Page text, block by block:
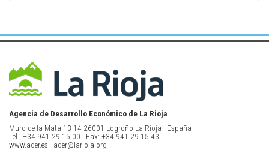
Agencia de Desarrollo Económico de La Rioja
Muro de la Mata 13-14 26001 Logroño La Rioja · España
Tel.: +34 941 29 15 00 · Fax: +34 941 29 15 43
www.ader.es · ader@larioja.org